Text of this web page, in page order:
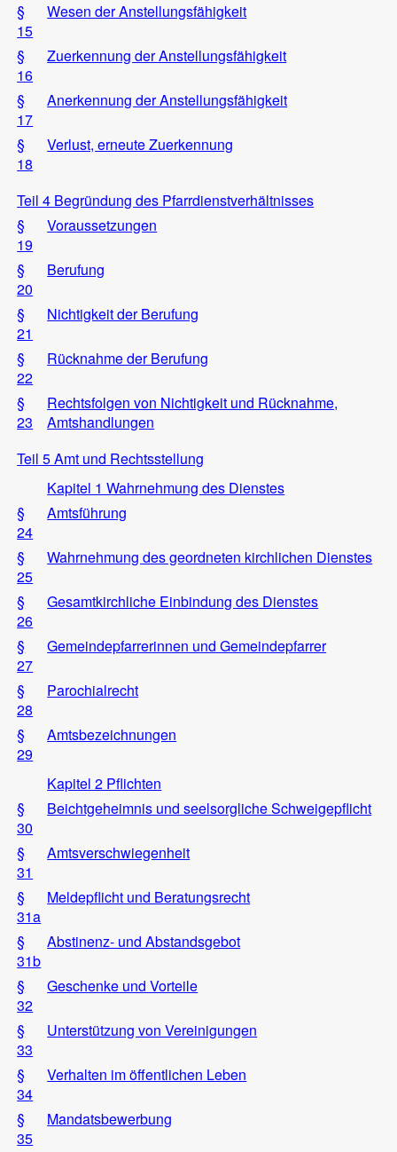
§
15
Wesen der Anstellungsfähigkeit
§
16
Zuerkennung der Anstellungsfähigkeit
§
17
Anerkennung der Anstellungsfähigkeit
§
18
Verlust, erneute Zuerkennung
Teil 4 Begründung des Pfarrdienstverhältnisses
§
19
Voraussetzungen
§
20
Berufung
§
21
Nichtigkeit der Berufung
§
22
Rücknahme der Berufung
§
23
Rechtsfolgen von Nichtigkeit und Rücknahme,
Amtshandlungen
Teil 5 Amt und Rechtsstellung
Kapitel 1 Wahrnehmung des Dienstes
§
24
Amtsführung
§
25
Wahrnehmung des geordneten kirchlichen Dienstes
§
26
Gesamtkirchliche Einbindung des Dienstes
§
27
Gemeindepfarrerinnen und Gemeindepfarrer
§
28
Parochialrecht
§
29
Amtsbezeichnungen
Kapitel 2 Pflichten
§
30
Beichtgeheimnis und seelsorgliche Schweigepflicht
§
31
Amtsverschwiegenheit
§
31a
Meldepflicht und Beratungsrecht
§
31b
Abstinenz- und Abstandsgebot
§
32
Geschenke und Vorteile
§
33
Unterstützung von Vereinigungen
§
34
Verhalten im öffentlichen Leben
§
35
Mandatsbewerbung